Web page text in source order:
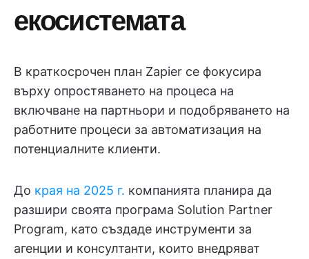
екосистемата
В краткосрочен план Zapier се фокусира
върху опростяването на процеса на
включване на партньори и подобряването на
работните процеси за автоматизация на
потенциалните клиенти.
До края на 2025 г. компанията планира да
разшири своята програма Solution Partner
Program, като създаде инструменти за
агенции и консултанти, които внедряват